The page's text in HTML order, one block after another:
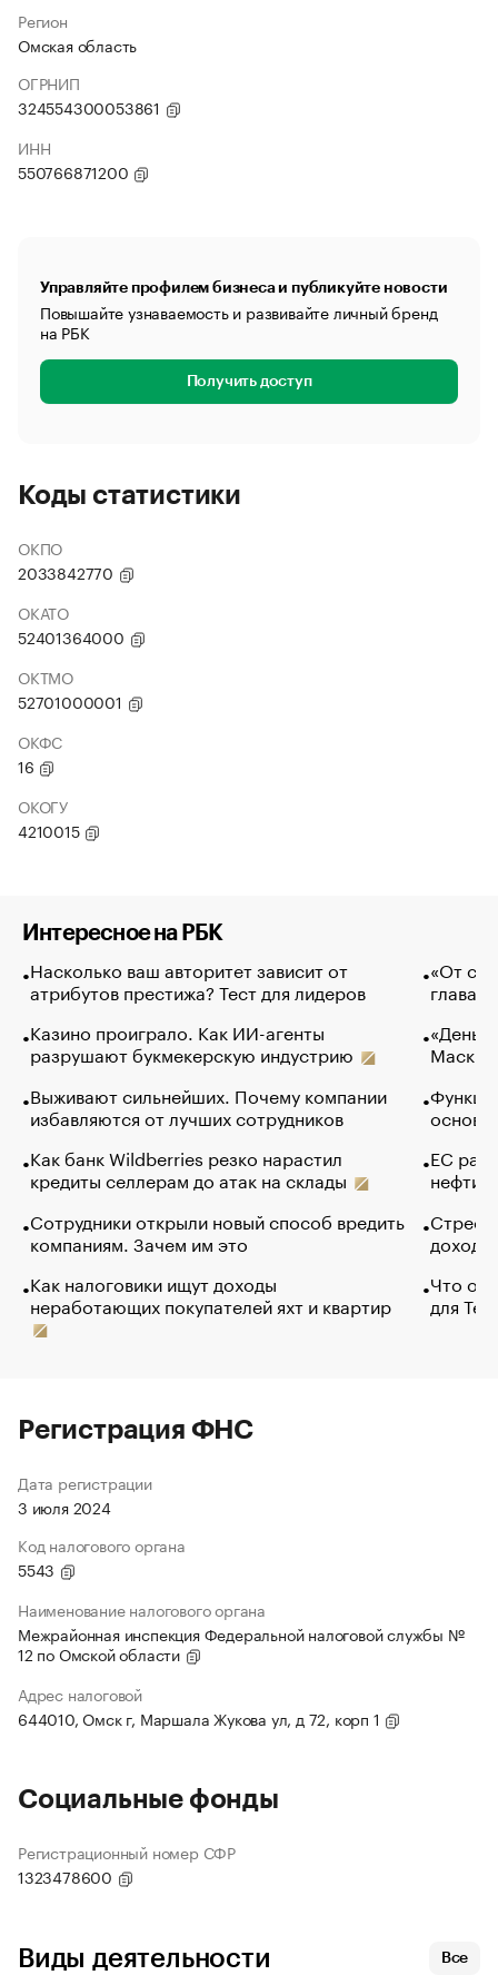
Регион
Омская область
ОГРНИП
324554300053861
ИНН
550766871200
Управляйте профилем бизнеса и публикуйте новости
Повышайте узнаваемость и развивайте личный бренд
на РБК
Получить доступ
Коды статистики
ОКПО
2033842770
ОКАТО
52401364000
ОКТМО
52701000001
ОКФС
16
ОКОГУ
4210015
Интересное на РБК
Насколько ваш авторитет зависит от
атрибутов престижа? Тест для лидеров
Казино проиграло. Как ИИ-агенты
разрушают букмекерскую индустрию
Выживают сильнейших. Почему компании
избавляются от лучших сотрудников
Как банк Wildberries резко нарастил
кредиты селлерам до атак на склады
Сотрудники открыли новый способ вредить
компаниям. Зачем им это
Как налоговики ищут доходы
неработающих покупателей яхт и квартир
«От
глава
Маск в
основ
ЕС
нефти
Что
для
Регистрация ФНС
Дата регистрации
3 июля 2024
Код налогового органа
5543
Наименование налогового органа
Межрайонная инспекция Федеральной налоговой службы №
12 по Омской области
Адрес налоговой
644010, Омск г, Маршала Жукова ул, д 72, корп 1
Социальные фонды
Регистрационный номер СФР
1323478600
Виды деятельности Все